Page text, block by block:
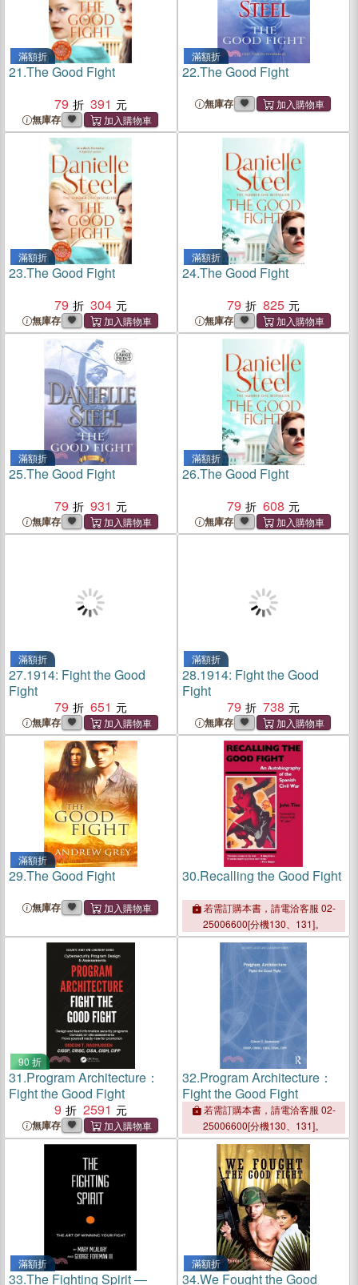
滿額折
21.The Good Fight
79
391
無庫存
滿額折
22.The Good Fight
無庫存
滿額折
23.The Good Fight
79
304
無庫存
滿額折
24.The Good Fight
79
825
無庫存
滿額折
25.The Good Fight
79
931
無庫存
滿額折
26.The Good Fight
79
608
無庫存
滿額折
27.1914: Fight the Good
Fight
79
651
無庫存
滿額折
28.1914: Fight the Good
Fight
79
738
無庫存
滿額折
29.The Good Fight
無庫存
30.Recalling the Good Fight
若需訂購本書，請電洽客服 02-
25006600[分機130、131]。
90 折
31.Program Architecture：
Fight the Good Fight
9
2591
無庫存
32.Program Architecture：
Fight the Good Fight
若需訂購本書，請電洽客服 02-
25006600[分機130、131]。
滿額折
33.The Fighting Spirit ―
滿額折
34.We Fought the Good